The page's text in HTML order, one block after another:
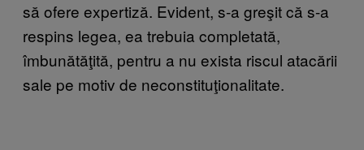
să ofere expertiză. Evident, s-a greşit că s-a
respins legea, ea trebuia completată,
îmbunătăţită, pentru a nu exista riscul atacării
sale pe motiv de neconstituţionalitate.